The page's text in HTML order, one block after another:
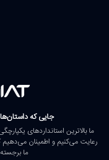
جایی که
ما بالاترین استانداردهای
رعایت می‌کنیم و اطمینان
ما